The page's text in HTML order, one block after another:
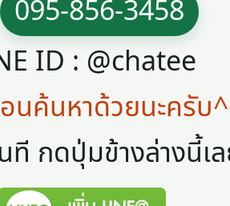
095-856-3458
ID : @chatee
นค้นหาด้วยนะครับ
ที กดปุ่มข้างล่างนี้เ